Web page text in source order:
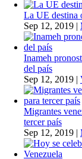
La UE destina
Sep 12, 2019 |
Inameh
del país
Sep 12, 2019 |
Migrantes
tercer país
Sep 12, 2019 |